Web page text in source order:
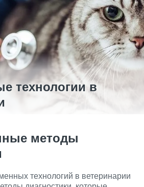
технологии в
методы
технологий в ветеринарии